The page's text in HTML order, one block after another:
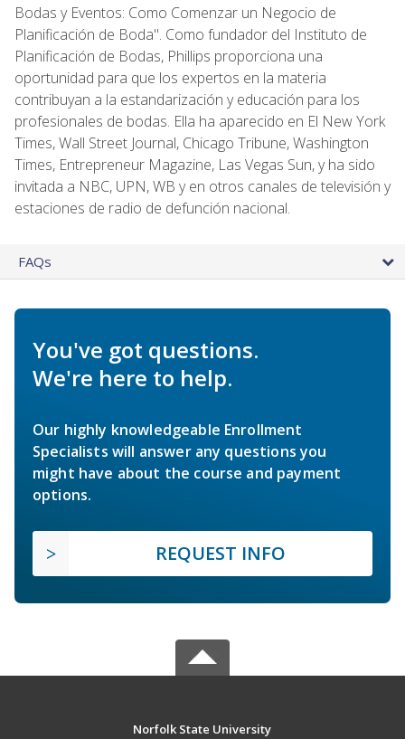
Bodas y Eventos: Como Comenzar un Negocio de
Planificación de Boda". Como fundador del Instituto de
Planificación de Bodas, Phillips proporciona una
oportunidad para que los expertos en la materia
contribuyan a la estandarización y educación para los
profesionales de bodas. Ella ha aparecido en El New York
Times, Wall Street Journal, Chicago Tribune, Washington
Times, Entrepreneur Magazine, Las Vegas Sun, y ha sido
invitada a NBC, UPN, WB y en otros canales de televisión y
estaciones de radio de defunción nacional.
FAQs
You've got questions.
We're here to help.
Our highly knowledgeable Enrollment
Specialists will answer any questions you
might have about the course and payment
options.
REQUEST INFO
Norfolk State University